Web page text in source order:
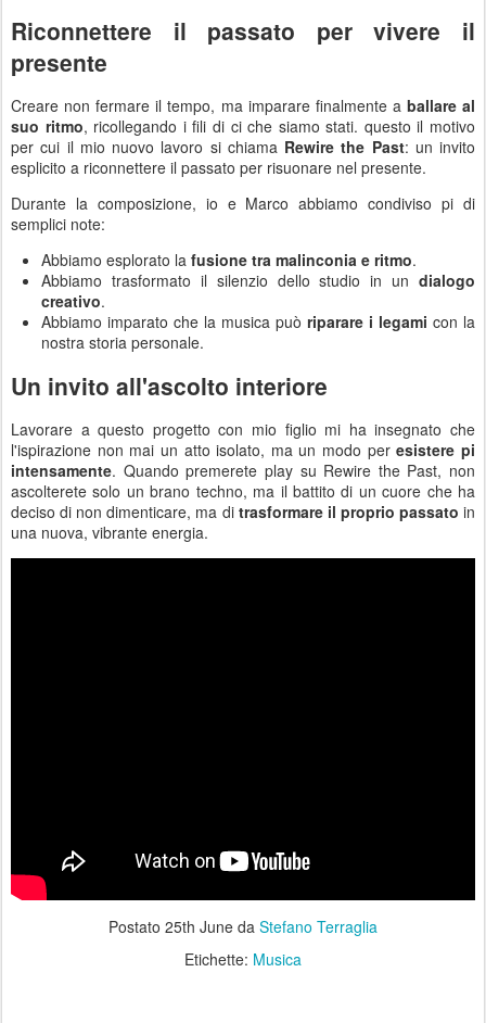
Riconnettere il passato per vivere il
presente
Creare non fermare il tempo, ma imparare finalmente a ballare al
suo ritmo, ricollegando i fili di ci che siamo stati. questo il motivo
per cui il mio nuovo lavoro si chiama Rewire the Past: un invito
esplicito a riconnettere il passato per risuonare nel presente.
Durante la composizione, io e Marco abbiamo condiviso pi di
semplici note:
Abbiamo esplorato la fusione tra malinconia e ritmo.
Abbiamo trasformato il silenzio dello studio in un dialogo
creativo.
Abbiamo imparato che la musica può riparare i legami con la
nostra storia personale.
Un invito all'ascolto interiore
Lavorare a questo progetto con mio figlio mi ha insegnato che
l'ispirazione non mai un atto isolato, ma un modo peresistere pi
intensamente. Quando premerete play su Rewire the Past, non
ascolterete solo un brano techno, ma il battito di un cuore che ha
deciso di non dimenticare, ma di trasformare il proprio passato in
una nuova, vibrante energia.
Postato 25th June da Stefano Terraglia
Etichette: Musica